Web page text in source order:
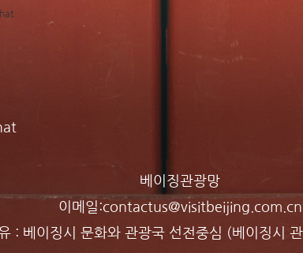
베이징관광망
이메일:contactus@visitbeijing.com.cn
: 베이징시 문화와 관광국 선전중심 (베이징시